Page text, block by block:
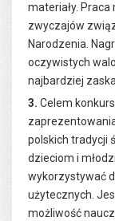
materiały.
zwyczajów
Narodzenia.
oczywistych
najbardziej
3. Celem
polskich tradycji
dzieciom i
wykorzystywać
użytecznych.
możliwość